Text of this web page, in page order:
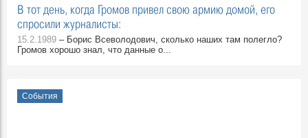
В тот день, когда Громов привел свою армию домой, его
спросили журналисты:
15.2.1989 – Борис Всеволодович, сколько наших там полегло?
Громов хорошо знал, что данные о...
События